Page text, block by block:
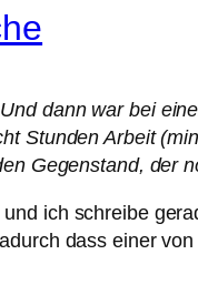
dann war bei
Stunden Arbeit
Gegenstand, der
ich schreibe
dass einer